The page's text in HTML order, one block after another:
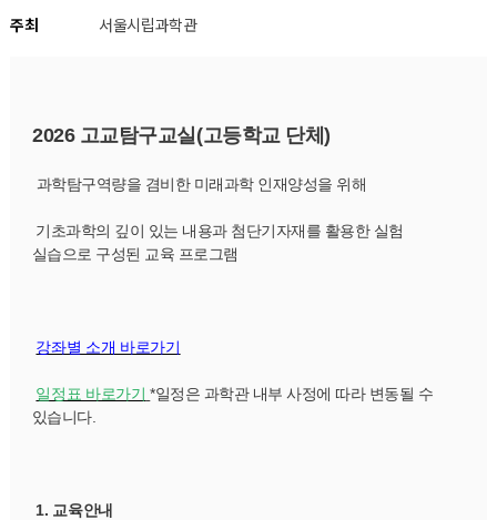
주최
서울시립과학관
2026 고교탐구교실(고등학교 단체)
과학탐구역량을 겸비한 미래과학 인재양성을 위해
실습으로 구성된 교육 프로그램
강좌별 소개 바로가기
일정표 바로가기 *일정은 과학관 내부 사정에 따라 변동될 수
있습니다.
1. 교육안내